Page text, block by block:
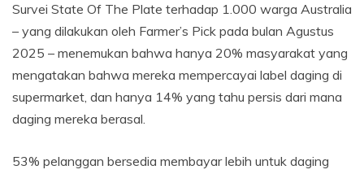
Survei State Of The Plate terhadap 1.000 warga Australia
– yang dilakukan oleh Farmer’s Pick pada bulan Agustus
2025 – menemukan bahwa hanya 20% masyarakat yang
mengatakan bahwa mereka mempercayai label daging di
supermarket, dan hanya 14% yang tahu persis dari mana
daging mereka berasal.
53% pelanggan bersedia membayar lebih untuk daging